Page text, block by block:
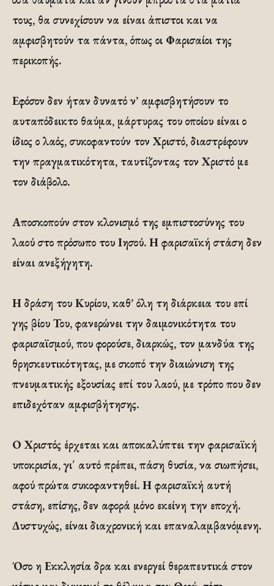
τους, θα συνεχίσουν να είναι άπιστοι και να
αμφισβητούν τα πάντα, όπως οι Φαρισαίοι της
περικοπής.
Εφόσον δεν ήταν δυνατό ν’ αμφισβητήσουν το
αυταπόδεικτο θαύμα, μάρτυρας του οποίου είναι ο
ίδιος ο λαός, συκοφαντούν τον Χριστό, διαστρέφουν
την πραγματικότητα, ταυτίζοντας τον Χριστό με
τον διάβολο.
Αποσκοπούν στον κλονισμό της εμπιστοσύνης του
λαού στο πρόσωπο του Ιησού. Η φαρισαϊκή στάση δεν
είναι ανεξήγητη.
Η δράση του Κυρίου, καθ’ όλη τη διάρκεια του επί
γης βίου Του, φανερώνει την δαιμονικότητα του
φαρισαϊσμού, που φορούσε, διαρκώς, τον μανδύα της
θρησκευτικότητας, με σκοπό την διαιώνιση της
πνευματικής εξουσίας επί του λαού, με τρόπο που δεν
επιδεχόταν αμφισβήτησης.
Ο Χριστός έρχεται και αποκαλύπτει την φαρισαϊκή
υποκρισία, γι΄ αυτό πρέπει, πάση θυσία, να σιωπήσει,
αφού πρώτα συκοφαντηθεί. Η φαρισαϊκή αυτή
στάση, επίσης, δεν αφορά μόνο εκείνη την εποχή.
Δυστυχώς, είναι διαχρονική και επαναλαμβανόμενη.
Όσο η Εκκλησία δρα και ενεργεί θεραπευτικά στον